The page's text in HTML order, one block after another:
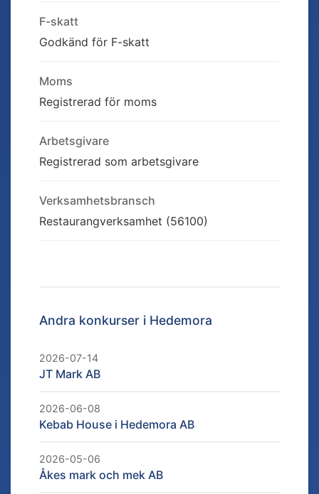
F-skatt
Godkänd för F-skatt
Moms
Registrerad för moms
Arbetsgivare
Registrerad som arbetsgivare
Verksamhetsbransch
Restaurangverksamhet (56100)
Andra konkurser i Hedemora
2026-07-14
JT Mark AB
2026-06-08
Kebab House i Hedemora AB
2026-05-06
Åkes mark och mek AB